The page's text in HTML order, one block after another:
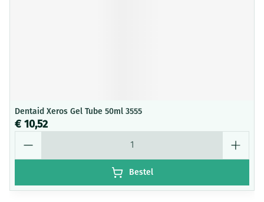
Dentaid Xeros Gel Tube 50ml 3555
€ 10,52
Bestel